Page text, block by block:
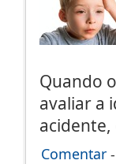
Quando
avaliar a
Comentar -